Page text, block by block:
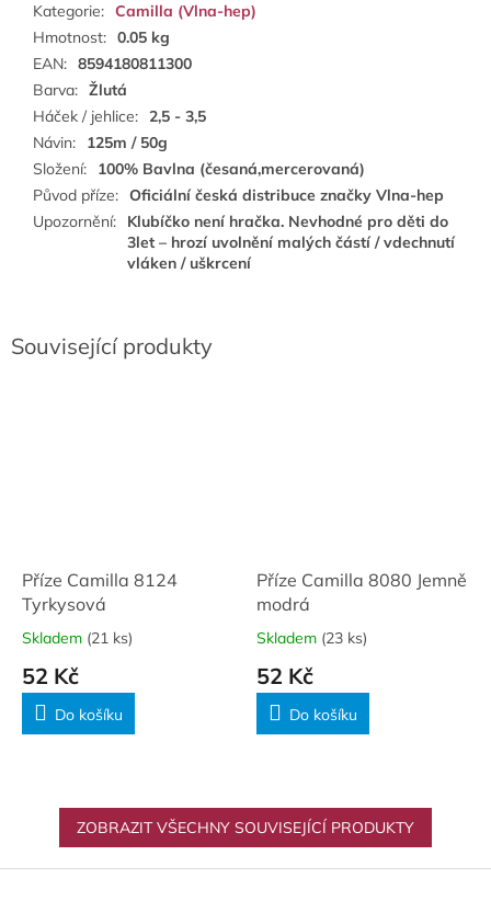
Související produkty
Příze Camilla 8124
Tyrkysová
Skladem (21 ks)
52 Kč
Do košíku
Příze Camilla 8080 Jemně
modrá
Skladem (23 ks)
52 Kč
Do košíku
ZOBRAZIT VŠECHNY SOUVISEJÍCÍ PRODUKTY
Kategorie: Camilla (Vlna-hep)
Hmotnost: 0.05 kg
EAN: 8594180811300
Barva: Žlutá
Háček / jehlice: 2,5 - 3,5
Návin:
125m / 50g
Složení:
100% Bavlna (česaná,mercerovaná)
Původ příze: Oficiální česká distribuce značky Vlna-hep
Upozornění:
Klubíčko není hračka. Nevhodné pro děti do
3let – hrozí uvolnění malých částí / vdechnutí
vláken / uškrcení